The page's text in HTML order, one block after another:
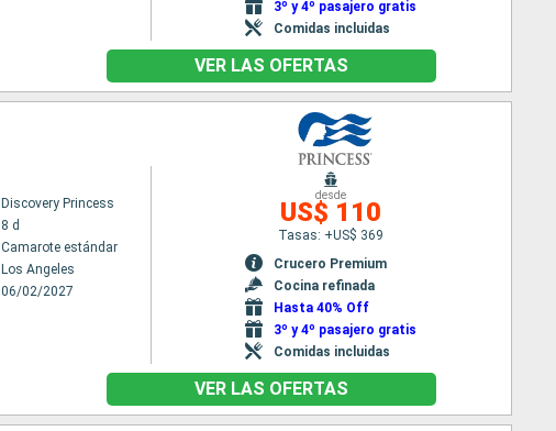
3º y 4º pasajero gratis
Comidas incluidas
VER LAS OFERTAS
Discovery Princess
8 d
Camarote estándar
Los Angeles
06/02/2027
desde
US$ 110
Tasas: +US$ 369
Crucero Premium
Cocina refinada
Hasta 40% Off
3º y 4º pasajero gratis
Comidas incluidas
VER LAS OFERTAS